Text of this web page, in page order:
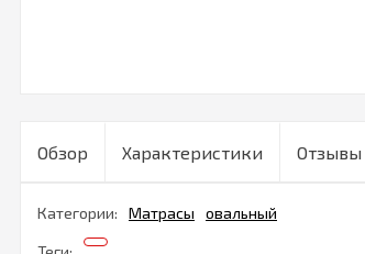
Обзор Характеристики Отзывы
Категории: Матрасы овальный